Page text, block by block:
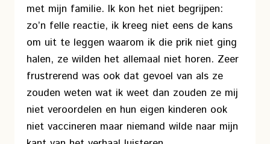
met mijn familie. Ik kon het niet begrijpen:
zo’n felle reactie, ik kreeg niet eens de kans
om uit te leggen waarom ik die prik niet ging
halen, ze wilden het allemaal niet horen. Zeer
frustrerend was ook dat gevoel van als ze
zouden weten wat ik weet dan zouden ze mij
niet veroordelen en hun eigen kinderen ook
niet vaccineren maar niemand wilde naar mijn